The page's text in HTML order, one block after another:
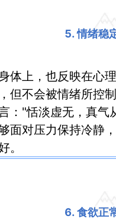
5. 情绪稳
体上，也反映在心
但不会被情绪所控
："恬淡虚无，真
面对压力保持冷静
。
6. 食欲正